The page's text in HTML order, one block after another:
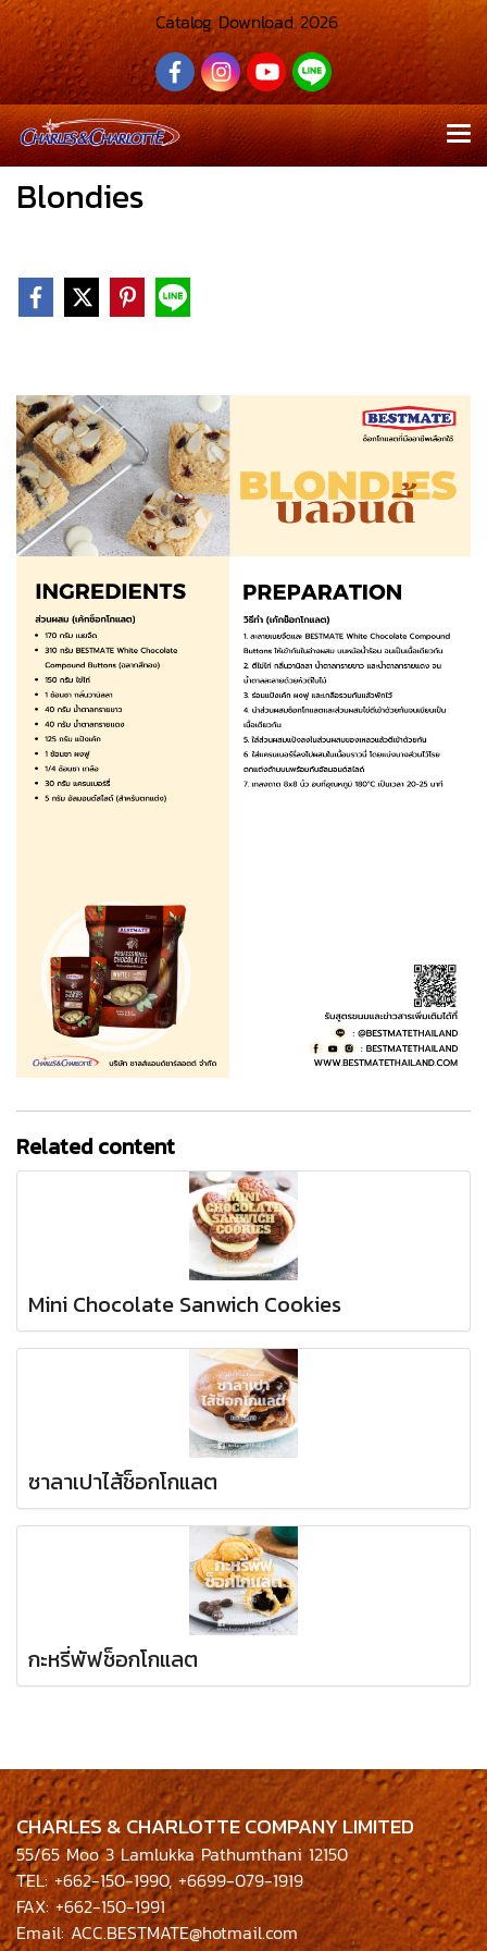
Catalog Download 2026
Blondies
Related content
Mini Chocolate Sanwich Cookies
ซาลาเปาไส้ช็อกโกแลต
กะหรี่พัฟช็อกโกแลต
CHARLES & CHARLOTTE COMPANY LIMITED
55/65 Moo 3 Lamlukka Pathumthani 12150
TEL: +662-150-1990, +6699-079-1919
FAX: +662-150-1991
Email: ACC.BESTMATE@hotmail.com